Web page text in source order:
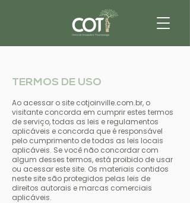
TERMOS DE USO
Ao acessar o site cotjoinville.com.br, o
visitante concorda em cumprir estes termos
de serviço, todas as leis e regulamentos
aplicáveis ​​e concorda que é responsável
pelo cumprimento de todas as leis locais
aplicáveis. Se você não concordar com
algum desses termos, está proibido de usar
ou acessar este site. Os materiais contidos
neste site são protegidos pelas leis de
direitos autorais e marcas comerciais
aplicáveis.